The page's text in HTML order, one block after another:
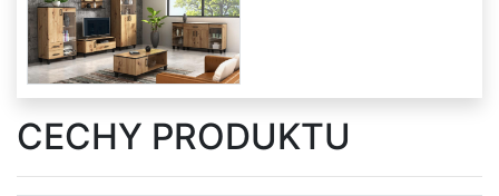
kształcie
litery
U
Narożniki
w
CECHY PRODUKTU